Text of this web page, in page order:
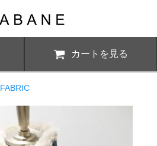
カートを見る
FABRIC